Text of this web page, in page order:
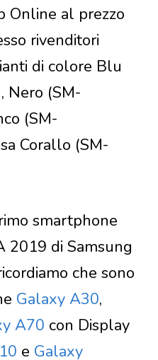
Online al prezzo
rivenditori
di colore Blu
Nero (SM-
(SM-
Corallo (SM-
smartphone
2019 di Samsung
che sono
Galaxy A30,
A70 con Display
e Galaxy